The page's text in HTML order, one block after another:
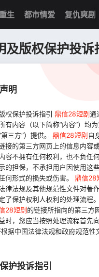
生 都市情爱 复仇爽剧
我的观影记录
及版权保护投诉
明
权保护投诉指引 鼎信28短剧通
有内容（以下简称“内容”）均
第三方”）提供。 鼎信28短剧自
接的第三方网页上的信息内容
容不拥有任何权利，也不负任
的担保，不承担用户因使用这
何形式的损失或伤害。 鼎信28
律法规及其他规范性文件对著
了保护权利人权利的处理流程
28短剧的链接所指向的第三方
时，您应当按照处理流程首先
据中国法律法规和政府规范性
护投诉指引